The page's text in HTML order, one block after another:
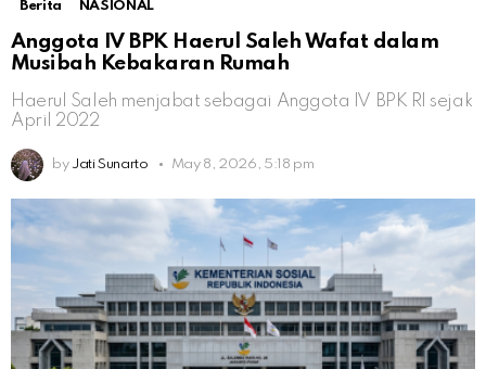
Berita NASIONAL
Anggota IV BPK Haerul Saleh Wafat dalam
Musibah Kebakaran Rumah
Haerul Saleh menjabat sebagai Anggota IV BPK RI sejak
April 2022
by Jati Sunarto May 8, 2026, 5:18 pm